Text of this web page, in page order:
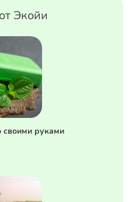
Экойи
руками